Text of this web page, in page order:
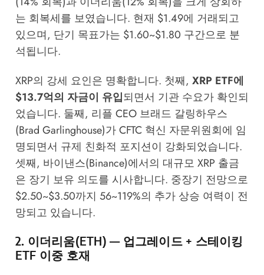
는 회복세를 보였습니다. 현재 $1.49에 거래되고
있으며, 단기 목표가는 $1.60~$1.80 구간으로 분
석됩니다.
XRP의 강세 요인은 명확합니다. 첫째, XRP ETF에
$13.7억의 자금이 유입되면서 기관 수요가 확인되
었습니다. 둘째, 리플 CEO 브래드 갈링하우스
(Brad Garlinghouse)가 CFTC 혁신 자문위원회에 임
명되면서 규제 친화적 포지션이 강화되었습니다.
셋째, 바이낸스(Binance)에서의 대규모 XRP 출금
은 장기 보유 의도를 시사합니다. 중장기 전망으로
$2.50~$3.50까지 56~119%의 추가 상승 여력이 전
망되고 있습니다.
2. 이더리움(ETH) — 업그레이드 + 스테이킹
ETF 이중 호재